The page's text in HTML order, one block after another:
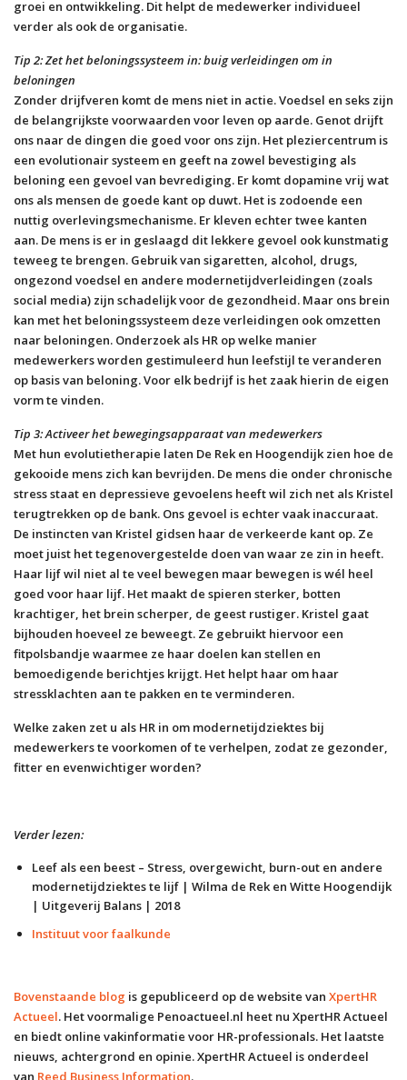
groei en ontwikkeling. Dit helpt de medewerker individueel
verder als ook de organisatie.
Tip 2: Zet het beloningssysteem in: buig verleidingen om in
beloningen
Zonder drijfveren komt de mens niet in actie. Voedsel en seks zijn
de belangrijkste voorwaarden voor leven op aarde. Genot drijft
ons naar de dingen die goed voor ons zijn. Het pleziercentrum is
een evolutionair systeem en geeft na zowel bevestiging als
beloning een gevoel van bevrediging. Er komt dopamine vrij wat
ons als mensen de goede kant op duwt. Het is zodoende een
nuttig overlevingsmechanisme. Er kleven echter twee kanten
aan. De mens is er in geslaagd dit lekkere gevoel ook kunstmatig
teweeg te brengen. Gebruik van sigaretten, alcohol, drugs,
ongezond voedsel en andere modernetijdverleidingen (zoals
social media) zijn schadelijk voor de gezondheid. Maar ons brein
kan met het beloningssysteem deze verleidingen ook omzetten
naar beloningen. Onderzoek als HR op welke manier
medewerkers worden gestimuleerd hun leefstijl te veranderen
op basis van beloning. Voor elk bedrijf is het zaak hierin de eigen
vorm te vinden.
Tip 3: Activeer het bewegingsapparaat van medewerkers
Met hun evolutietherapie laten De Rek en Hoogendijk zien hoe de
gekooide mens zich kan bevrijden. De mens die onder chronische
stress staat en depressieve gevoelens heeft wil zich net als Kristel
terugtrekken op de bank. Ons gevoel is echter vaak inaccuraat.
De instincten van Kristel gidsen haar de verkeerde kant op. Ze
moet juist het tegenovergestelde doen van waar ze zin in heeft.
Haar lijf wil niet al te veel bewegen maar bewegen is wél heel
goed voor haar lijf. Het maakt de spieren sterker, botten
krachtiger, het brein scherper, de geest rustiger. Kristel gaat
bijhouden hoeveel ze beweegt. Ze gebruikt hiervoor een
fitpolsbandje waarmee ze haar doelen kan stellen en
bemoedigende berichtjes krijgt. Het helpt haar om haar
stressklachten aan te pakken en te verminderen.
Welke zaken zet u als HR in om modernetijdziektes bij
medewerkers te voorkomen of te verhelpen, zodat ze gezonder,
fitter en evenwichtiger worden?
Verder lezen:
Leef als een beest – Stress, overgewicht, burn-out en andere
modernetijdziektes te lijf | Wilma de Rek en Witte Hoogendijk
| Uitgeverij Balans | 2018
Instituut voor faalkunde
Bovenstaande blog is gepubliceerd op de website van XpertHR
Actueel. Het voormalige Penoactueel.nl heet nu XpertHR Actueel
en biedt online vakinformatie voor HR-professionals. Het laatste
nieuws, achtergrond en opinie. XpertHR Actueel is onderdeel
van Reed Business Information.